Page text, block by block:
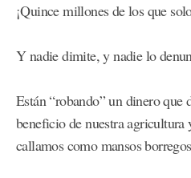
¡Quince millones de los que
Y nadie dimite, y nadie lo
Están “robando” un dinero que
beneficio de nuestra agricultura
callamos como mansos